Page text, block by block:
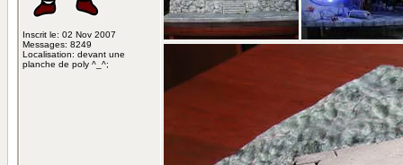
Inscrit le: 02 Nov 2007
Messages: 8249
Localisation: devant une
planche de poly ^_^;